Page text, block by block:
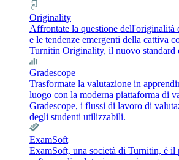
Originality
Affrontate la questione dell'originalità
e le tendenze emergenti della cattiva
Turnitin Originality, il nuovo standard
Gradescope
Trasformate la valutazione in
luogo con la moderna piattaforma di
Gradescope, i flussi di lavoro di
degli studenti utilizzabili.
ExamSoft
ExamSoft, una società di Turnitin, è